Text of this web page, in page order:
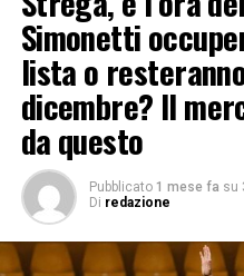
Simonetti
lista o
dicembre? Il
da questo
Pubblicato 1 mese fa su
Di redazione